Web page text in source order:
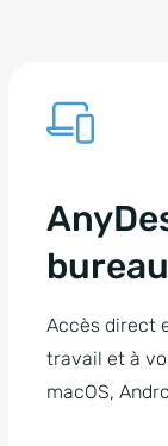
Accès direct
travail et à
macOS,